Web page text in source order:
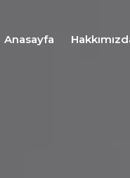
Anasayfa